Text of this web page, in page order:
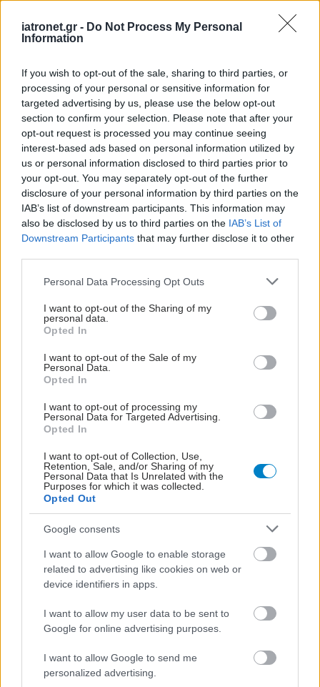
iatronet.gr - Do Not Process My Personal
Information
If you wish to opt-out of the sale, sharing to third parties, or
processing of your personal or sensitive information for
targeted advertising by us, please use the below opt-out
section to confirm your selection. Please note that after your
opt-out request is processed you may continue seeing
interest-based ads based on personal information utilized by
us or personal information disclosed to third parties prior to
your opt-out. You may separately opt-out of the further
disclosure of your personal information by third parties on the
IAB’s list of downstream participants. This information may
also be disclosed by us to third parties on the IAB’s List of
Downstream Participants that may further disclose it to other
Please note that this website/app uses one or more Google
not limited to your visit or usage behaviour. You may click to
grant or deny consent to Google and its third-party tags to
use your data for below specified purposes in below Google
consent section.
Personal Data Processing Opt Outs
I want to opt-out of the Sharing of my
personal data.
Opted In
I want to opt-out of the Sale of my
Personal Data.
Opted In
I want to opt-out of processing my
Personal Data for Targeted Advertising.
Opted In
I want to opt-out of Collection, Use,
Retention, Sale, and/or Sharing of my
Personal Data that Is Unrelated with the
Purposes for which it was collected.
Opted Out
Google consents
I want to allow Google to enable storage
related to advertising like cookies on web or
device identifiers in apps.
I want to allow my user data to be sent to
Google for online advertising purposes.
I want to allow Google to send me
personalized advertising.
ΔΕΙΤΕ ΕΠΙΣΗΣ